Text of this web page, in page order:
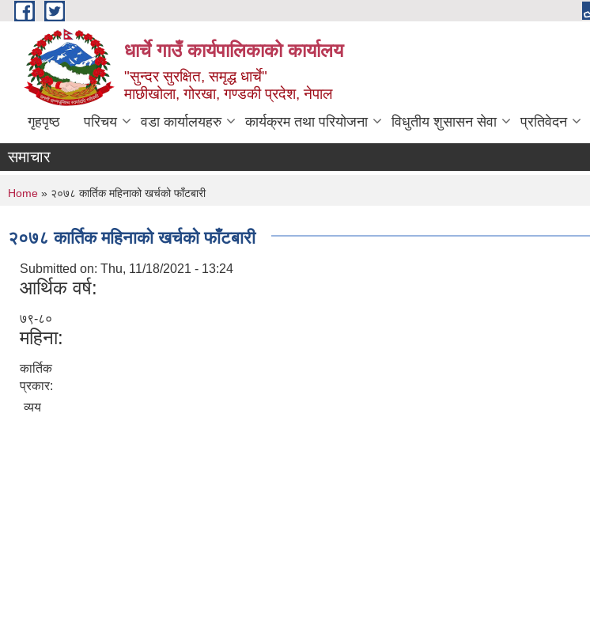
Skip to main content
धार्चे गाउँ कार्यपालिकाको कार्यालय
"सुन्दर सुरक्षित, समृद्ध धार्चे"
माछीखोला, गोरखा, गण्डकी प्रदेश, नेपाल
गृहपृष्ठ परिचय वडा कार्यालयहरु कार्यक्रम तथा परियोजना विधुतीय शुसासन सेवा प्रतिवेदन
समाचार
You are here
Home » २०७८ कार्तिक महिनाको खर्चको फाँटबारी
२०७८ कार्तिक महिनाको खर्चको फाँटबारी
Submitted on: Thu, 11/18/2021 - 13:24
आर्थिक वर्ष:
७९-८०
महिना:
कार्तिक
प्रकार:
व्यय